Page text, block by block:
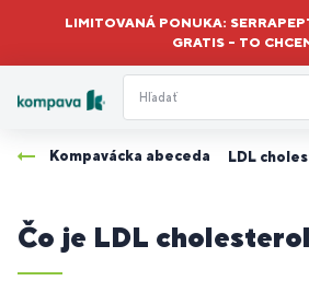
LIMITOVANÁ PONUKA:
GRATIS – TO
Kompavácka abeceda LDL
Čo je LDL